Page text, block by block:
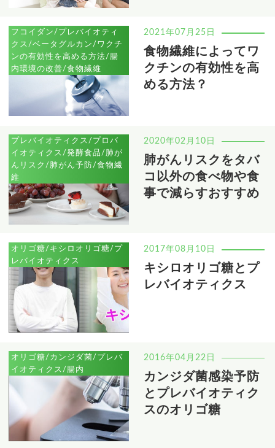
フコイダン/プレバイオティ
クス/ベータグルカン/ワクチ
ンの有効性を高める方法/腸
内環境の改善/食物繊維
2021年07月25日
食物繊維によってワ
クチンの有効性を高
める方法？
プレバイオティクス/プロバ
イオティクス/発酵食品/肺が
んリスク/肺がん予防/食物繊
維
2020年02月10日
肺がんリスクをタバ
コ以外の食べ物や食
事で減らすおすすめ
オリゴ糖/キシロオリゴ糖/プ
レバイオティクス
2017年08月10日
キシロオリゴ糖とプ
レバイオティクス
オリゴ糖/カンジダ菌/プレバ
イオティクス/腸内
2016年04月22日
カンジダ菌感染予防
とプレバイオティク
スのオリゴ糖